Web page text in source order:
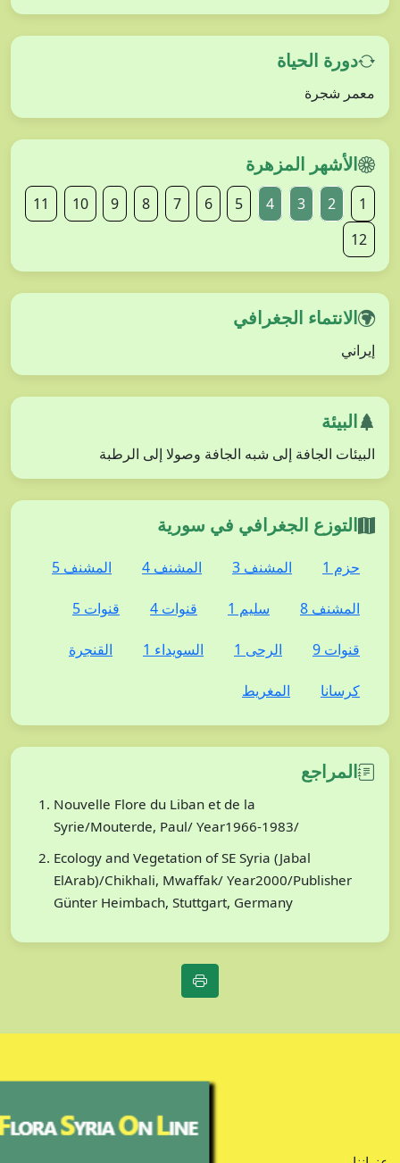
دورة الحياة
معمر شجرة
الأشهر المزهرة
1
2
3
4
5
6
7
8
9
10
11
12
الانتماء الجغرافي
إيراني
البيئة
البيئات الجافة إلى شبه الجافة وصولا إلى الرطبة
التوزع الجغرافي في سورية
حزم 1 المشنف 3 المشنف 4 المشنف 5
المشنف 8 سليم 1 قنوات 4 قنوات 5
قنوات 9 الرحى 1 السويداء 1 القنجرة
كرسانا المغريط
المراجع
Nouvelle Flore du Liban et de la
Syrie/Mouterde, Paul/ Year1966-1983/
Ecology and Vegetation of SE Syria (Jabal
ElArab)/Chikhali, Mwaffak/ Year2000/Publisher
Günter Heimbach, Stuttgart, Germany